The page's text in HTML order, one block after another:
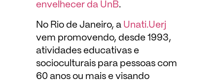
envelhecer da UnB.
No Rio de Janeiro, a Unati.Uerj
vem promovendo, desde 1993,
atividades educativas e
socioculturais para pessoas com
60 anos ou mais e visando